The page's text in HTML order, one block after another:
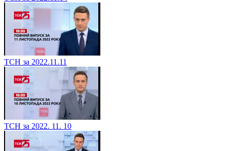
ТСН за 2022.11.11
ТСН за 2022. 11. 10